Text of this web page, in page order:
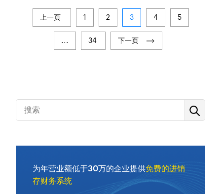
上一页 1 2 3 4 5
... 34 下一页
为年营业额低于30万的企业提供免费的进销
存财务系统